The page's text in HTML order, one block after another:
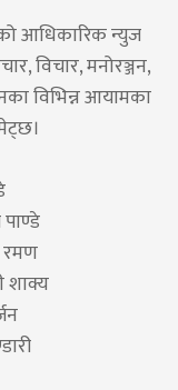
आधिकारिक न्युज
विचार, मनोरञ्जन,
विभिन्न आयामका
रमण
शाक्य